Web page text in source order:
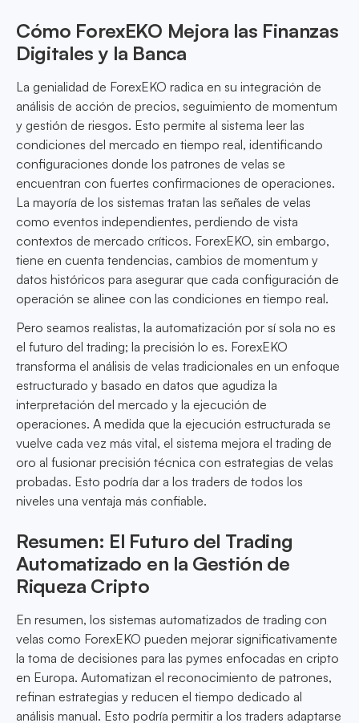
Cómo ForexEKO Mejora las Finanzas
Digitales y la Banca
La genialidad de ForexEKO radica en su integración de
análisis de acción de precios, seguimiento de momentum
y gestión de riesgos. Esto permite al sistema leer las
condiciones del mercado en tiempo real, identificando
configuraciones donde los patrones de velas se
encuentran con fuertes confirmaciones de operaciones.
La mayoría de los sistemas tratan las señales de velas
como eventos independientes, perdiendo de vista
contextos de mercado críticos. ForexEKO, sin embargo,
tiene en cuenta tendencias, cambios de momentum y
datos históricos para asegurar que cada configuración de
operación se alinee con las condiciones en tiempo real.
Pero seamos realistas, la automatización por sí sola no es
el futuro del trading; la precisión lo es. ForexEKO
transforma el análisis de velas tradicionales en un enfoque
estructurado y basado en datos que agudiza la
interpretación del mercado y la ejecución de
operaciones. A medida que la ejecución estructurada se
vuelve cada vez más vital, el sistema mejora el trading de
oro al fusionar precisión técnica con estrategias de velas
probadas. Esto podría dar a los traders de todos los
niveles una ventaja más confiable.
Resumen: El Futuro del Trading
Automatizado en la Gestión de
Riqueza Cripto
En resumen, los sistemas automatizados de trading con
velas como ForexEKO pueden mejorar significativamente
la toma de decisiones para las pymes enfocadas en cripto
en Europa. Automatizan el reconocimiento de patrones,
refinan estrategias y reducen el tiempo dedicado al
análisis manual. Esto podría permitir a los traders adaptarse